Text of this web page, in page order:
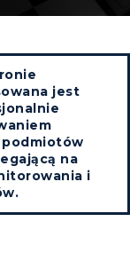
jest
na
i